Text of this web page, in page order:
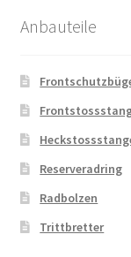
Anbauteile
Reserveradring
Radbolzen
Trittbretter